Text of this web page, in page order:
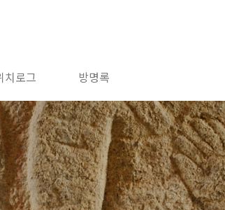
치로그 방명록